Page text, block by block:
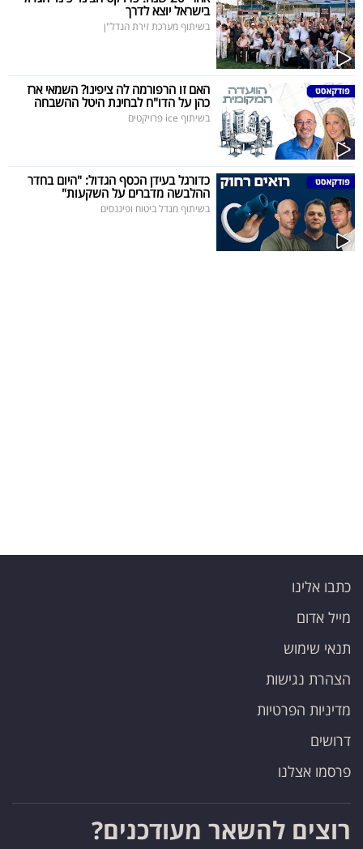
בישראל יוצא לדרך
בשיתוף מערכת זירת הנדל"ן
האם זו הרפורמה לה ציפינו? השמאי ארז
כהן על הדו"ח לבחינת היטל ההשבחה
בשיתוף ice פרויקטים
כדורגל בעידן הכסף הגדול: "היום בחדר
ההלבשה מדברים על השקעות"
בשיתוף מגדל ביטוח ופיננסים
כתבו אלינו
מייל אדום
תנאי שימוש
הצהרת נגישות
מדיניות הפרטיות
דרושים
פרסמו אצלנו
רוצים להשאר מעודכנים?